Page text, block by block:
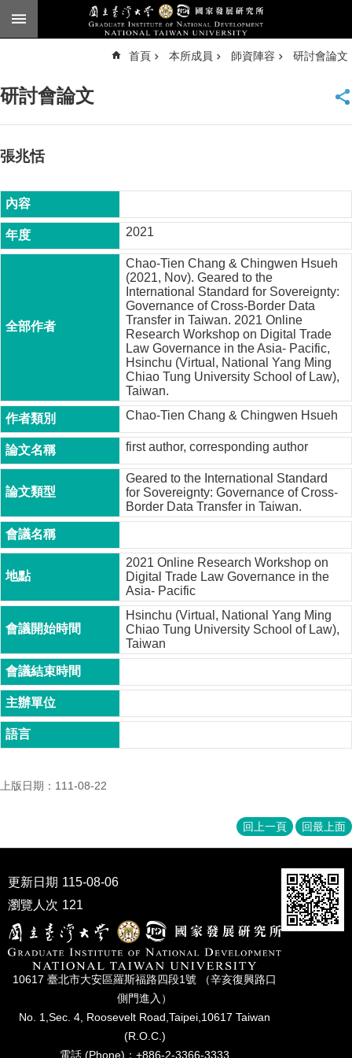
跳到主要內容區塊
臺
頁
公
告
本
本
博
士
班
碩
士
在
職
專
班
術
究
國
家
發
展
期
專
區
所
學
會
首頁 本所成員 師資陣容 研討會論文
研討會論文
張兆恬
2021
Chao-Tien Chang & Chingwen Hsueh
(2021, Nov). Geared to the
International Standard for Sovereignty:
Governance of Cross-Border Data
Transfer in Taiwan. 2021 Online
Research Workshop on Digital Trade
Law Governance in the Asia- Pacific,
Hsinchu (Virtual, National Yang Ming
Chiao Tung University School of Law),
Taiwan.
Chao-Tien Chang & Chingwen Hsueh
first author, corresponding author
Geared to the International Standard
for Sovereignty: Governance of Cross-
Border Data Transfer in Taiwan.
2021 Online Research Workshop on
Digital Trade Law Governance in the
Asia- Pacific
Hsinchu (Virtual, National Yang Ming
Chiao Tung University School of Law),
Taiwan
上版日期：111-08-22
回上一頁 回最上面
更新日期 115-08-06
瀏覽人次 121
10617 臺北市⼤安區羅斯福路四段1號 （辛亥復興路⼝
側⾨進入）
No. 1,Sec. 4, Roosevelt Road,Taipei,10617 Taiwan
(R.O.C.)
電話 (Phone)：+886-2-3366-3333